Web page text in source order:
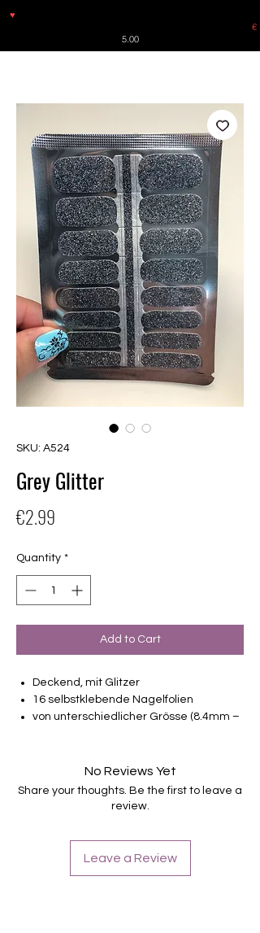
♥
€
5.00
SKU: A524
Grey Glitter
€2.99
Quantity *
Add to Cart
Deckend, mit Glitzer
16 selbstklebende Nagelfolien
von unterschiedlicher Grösse (8.4mm –
Halten bis zu 14 Tage
Farbe: Grau, Silber
No Reviews Yet
Share your thoughts. Be the first to leave a
review.
Leave a Review